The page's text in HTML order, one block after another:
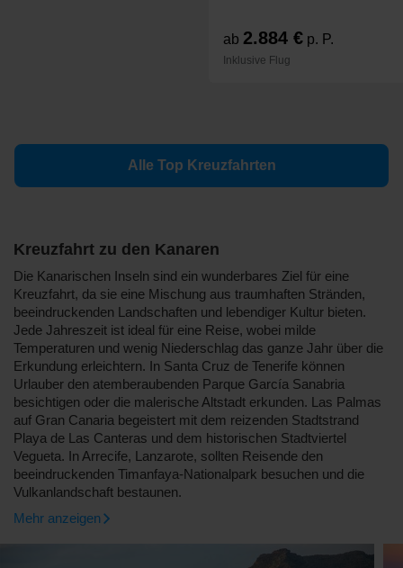
ab 2.884 € p. P.
Inklusive Flug
Alle Top Kreuzfahrten
Kreuzfahrt zu den Kanaren
Die Kanarischen Inseln sind ein wunderbares Ziel für eine
Kreuzfahrt, da sie eine Mischung aus traumhaften Stränden,
beeindruckenden Landschaften und lebendiger Kultur bieten.
Jede Jahreszeit ist ideal für eine Reise, wobei milde
Temperaturen und wenig Niederschlag das ganze Jahr über die
Erkundung erleichtern. In Santa Cruz de Tenerife können
Urlauber den atemberaubenden Parque García Sanabria
besichtigen oder die malerische Altstadt erkunden. Las Palmas
auf Gran Canaria begeistert mit dem reizenden Stadtstrand
Playa de Las Canteras und dem historischen Stadtviertel
Vegueta. In Arrecife, Lanzarote, sollten Reisende den
beeindruckenden Timanfaya-Nationalpark besuchen und die
Vulkanlandschaft bestaunen.
Mehr anzeigen